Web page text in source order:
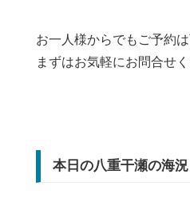
お一人様からでもご予約は
まずはお気軽にお問合せ
本日の八重干瀬の海況